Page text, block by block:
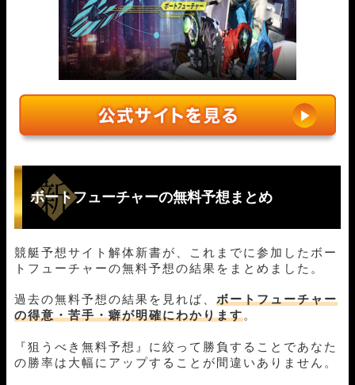
ボートフューチャーの無料予想まとめ
競艇予想サイト解体新書が、これまでに参加したボー
トフューチャーの無料予想の結果をまとめました。
過去の無料予想の結果を見れば、 ボートフューチャー
の得意・苦手・癖が明確にわかります。
『狙うべき無料予想』に絞って勝負することであなた
の勝率は大幅にアップすることが間違いありません。